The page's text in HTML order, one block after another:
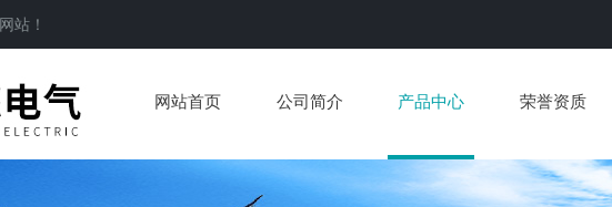
网站！
网站首页 公司简介 产品中心 荣誉资质